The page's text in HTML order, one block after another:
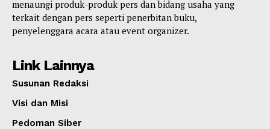
menaungi produk-produk pers dan bidang usaha yang
terkait dengan pers seperti penerbitan buku,
penyelenggara acara atau event organizer.
Link Lainnya
Susunan Redaksi
Visi dan Misi
Pedoman Siber